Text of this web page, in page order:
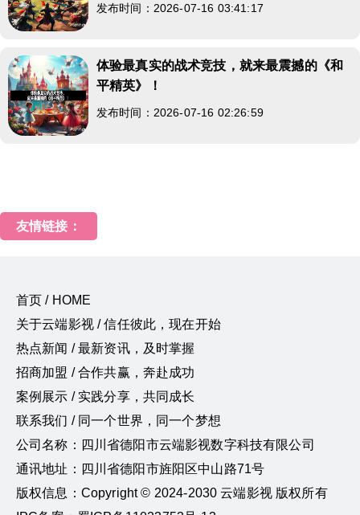
发布时间：2026-07-16 03:41:17
体验最真实的战术竞技，就来最震撼的《和
平精英》！
发布时间：2026-07-16 02:26:59
友情链接：
首页 / HOME
关于云端影视 / 信任彼此，现在开始
热点新闻 / 最新资讯，及时掌握
招商加盟 / 合作共赢，奔赴成功
案例展示 / 实践分享，共同成长
联系我们 / 同一个世界，同一个梦想
公司名称：四川省德阳市云端影视数字科技有限公司
通讯地址：四川省德阳市旌阳区中山路71号
版权信息：Copyright © 2024-2030 云端影视 版权所有